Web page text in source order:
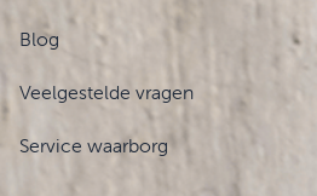
Blog
Veelgestelde vragen
Service waarborg